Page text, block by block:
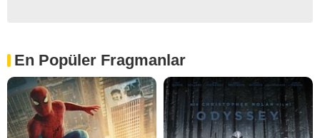
En Popüler Fragmanlar